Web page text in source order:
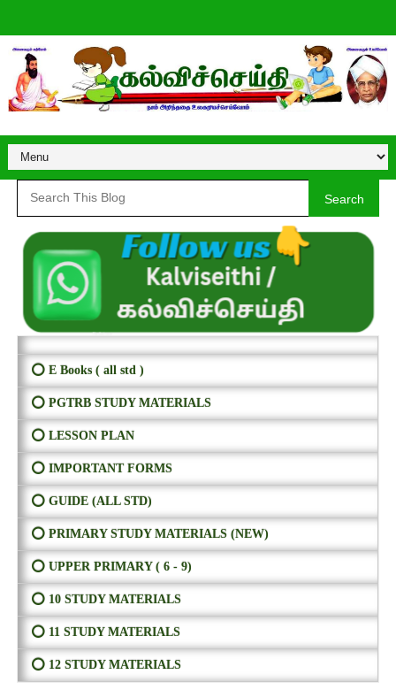
Search
⭕ E Books ( all std )
⭕ PGTRB STUDY MATERIALS
⭕ LESSON PLAN
⭕ IMPORTANT FORMS
⭕ GUIDE (ALL STD)
⭕ PRIMARY STUDY MATERIALS (NEW)
⭕ UPPER PRIMARY ( 6 - 9)
⭕ 10 STUDY MATERIALS
⭕ 11 STUDY MATERIALS
⭕ 12 STUDY MATERIALS